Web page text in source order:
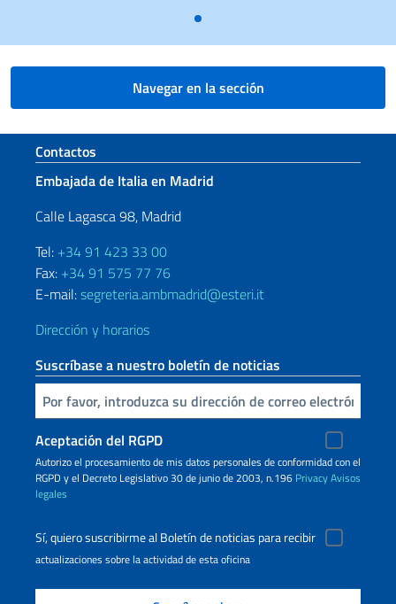
Navegar en la sección
Sezione footer
Contactos
Embajada de Italia en Madrid
Calle Lagasca 98, Madrid
Tel: +34 91 423 33 00
Fax: +34 91 575 77 76
E-mail:segreteria.ambmadrid@esteri.it
Dirección y horarios
Suscríbase a nuestro boletín de noticias
Inserta tu correo electronico
Aceptación del RGPD
Autorizo ​​el procesamiento de mis datos personales de conformidad con el
RGPD y el Decreto Legislativo 30 de junio de 2003, n.196 PrivacyAvisos
legales
Sí, quiero suscribirme al Boletín de noticias para recibir
actualizaciones sobre la actividad de esta oficina